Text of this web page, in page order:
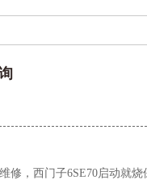
修，西门子6SE70启动就烧